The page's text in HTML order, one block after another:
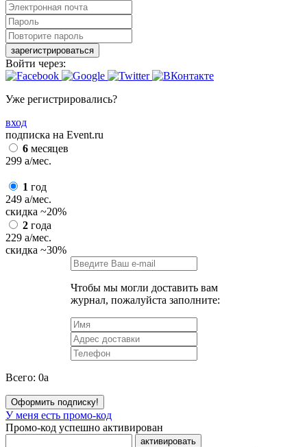
зарегистрироваться
Войти через:
Уже регистрировались?
вход
подписка на Event.ru
6 месяцев
299 a/мес.
1 год
249 a/мес.
скидка ~20%
2 года
229 a/мес.
скидка ~30%
Чтобы мы могли доставить вам
журнал, пожалуйста заполните:
Всего: 0a
Оформить подписку!
У меня есть промо-код
Промо-код успешно активирован
активировать